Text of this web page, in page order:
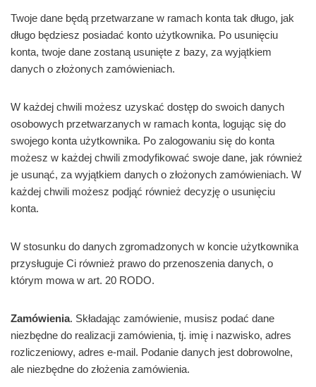
Twoje dane będą przetwarzane w ramach konta tak długo, jak
długo będziesz posiadać konto użytkownika. Po usunięciu
konta, twoje dane zostaną usunięte z bazy, za wyjątkiem
danych o złożonych zamówieniach.
W każdej chwili możesz uzyskać dostęp do swoich danych
osobowych przetwarzanych w ramach konta, logując się do
swojego konta użytkownika. Po zalogowaniu się do konta
możesz w każdej chwili zmodyfikować swoje dane, jak również
je usunąć, za wyjątkiem danych o złożonych zamówieniach. W
każdej chwili możesz podjąć również decyzję o usunięciu
konta.
W stosunku do danych zgromadzonych w koncie użytkownika
przysługuje Ci również prawo do przenoszenia danych, o
którym mowa w art. 20 RODO.
Zamówienia. Składając zamówienie, musisz podać dane
niezbędne do realizacji zamówienia, tj. imię i nazwisko, adres
rozliczeniowy, adres e-mail. Podanie danych jest dobrowolne,
ale niezbędne do złożenia zamówienia.